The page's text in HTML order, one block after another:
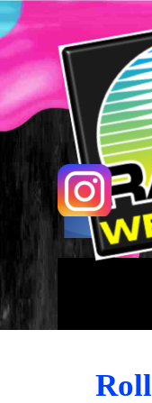
Direkt zum Seiteninhalt
Roll